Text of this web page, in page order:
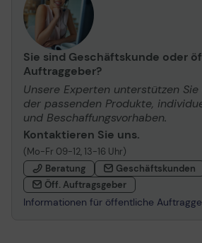
Sie sind Geschäftskunde oder
Auftraggeber?
Unsere Experten unterstützen
der passenden Produkte,
und Beschaffungsvorhaben.
Kontaktieren Sie uns.
(Mo-Fr 09-12, 13-16 Uhr)
Beratung
Geschäftskunden
Öff. Auftragsgeber
Informationen für öffentliche